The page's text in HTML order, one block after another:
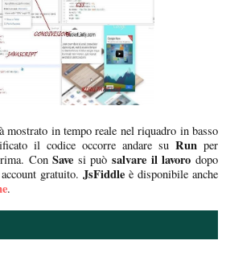
mostrato in tempo reale nel riquadro in basso
il codice occorre andare su Run per
ConSave si puòsalvare il lavoro dopo
gratuito. JsFiddle è disponibile anche
.